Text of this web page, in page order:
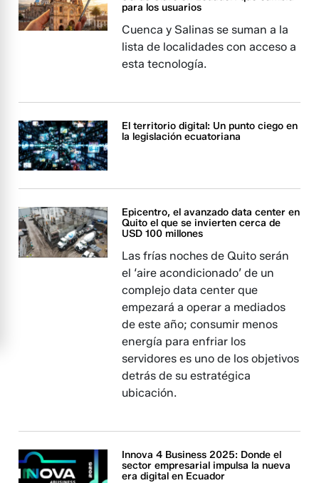
para los usuarios
Cuenca y Salinas se suman a la
lista de localidades con acceso a
esta tecnología.
El territorio digital: Un punto ciego en
la legislación ecuatoriana
Epicentro, el avanzado data center en
Quito el que se invierten cerca de
USD 100 millones
Las frías noches de Quito serán
el ‘aire acondicionado’ de un
complejo data center que
empezará a operar a mediados
de este año; consumir menos
energía para enfriar los
servidores es uno de los objetivos
detrás de su estratégica
ubicación.
Innova 4 Business 2025: Donde el
sector empresarial impulsa la nueva
era digital en Ecuador